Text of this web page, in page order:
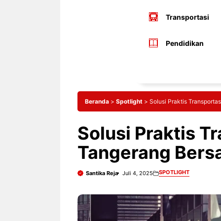
Transportasi
Pendidikan
Beranda > Spotlight > Solusi Praktis
Solusi Praktis
Tangerang
Santika Reja Juli 4, 2025 SPOTLIGHT